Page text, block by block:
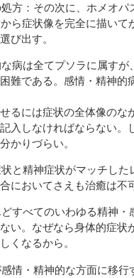
方：その次に、ホメオパ
ら症状像を完全に描いて
び出す。
病は全てプソラに属すが
難である。感情・精神的
るには症状の全体像のな
入しなければならない。
かりづらい。
と精神症状がマッチした
においてさえも治癒は不
すべてのいわゆる精神・
い。なぜなら身体的症状
くなるから。
情・精神的な方面に移行